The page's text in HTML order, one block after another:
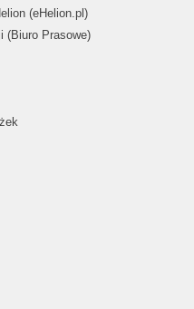
(eHelion.pl)
(Biuro Prasowe)